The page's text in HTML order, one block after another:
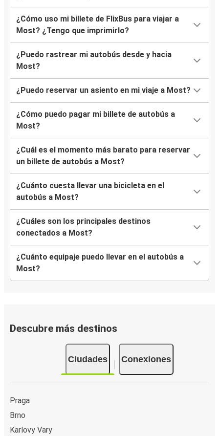
¿Cómo uso mi billete de FlixBus para viajar a
Most? ¿Tengo que imprimirlo?
¿Puedo rastrear mi autobús desde y hacia
Most?
¿Puedo reservar un asiento en mi viaje a Most?
¿Cómo puedo pagar mi billete de autobús a
Most?
¿Cuál es el momento más barato para reservar
un billete de autobús a Most?
¿Cuánto cuesta llevar una bicicleta en el
autobús a Most?
¿Cuáles son los principales destinos
conectados a Most?
¿Cuánto equipaje puedo llevar en el autobús a
Most?
Descubre más destinos
Ciudades Conexiones
Praga
Brno
Karlovy Vary